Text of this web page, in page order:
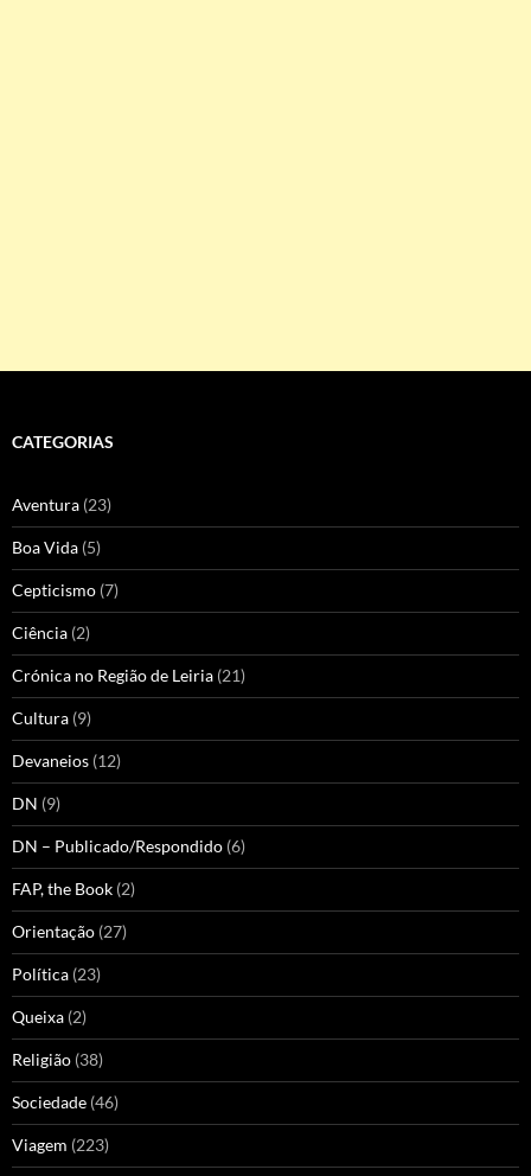
CATEGORIAS
Aventura (23)
Boa Vida (5)
Cepticismo (7)
Ciência (2)
Crónica no Região de Leiria (21)
Cultura (9)
Devaneios (12)
DN (9)
DN – Publicado/Respondido (6)
FAP, the Book (2)
Orientação (27)
Política (23)
Queixa (2)
Religião (38)
Sociedade (46)
Viagem (223)